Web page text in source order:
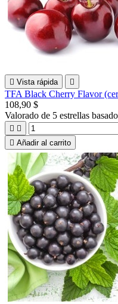
 Vista rápida 
TFA Black Cherry Flavor
108,90 $
Valorado de 5 estrellas
 
 Añadir al carrito